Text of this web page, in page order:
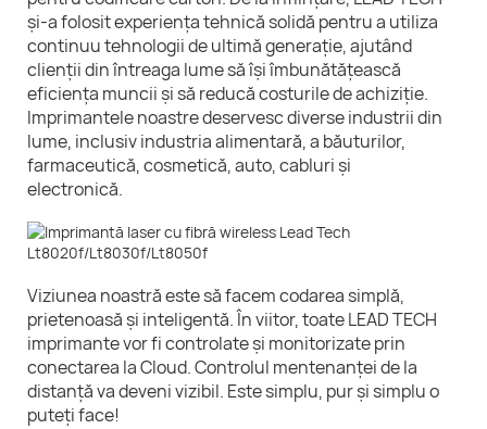
și-a folosit experiența tehnică solidă pentru a utiliza
continuu tehnologii de ultimă generație, ajutând
clienții din întreaga lume să își îmbunătățească
eficiența muncii și să reducă costurile de achiziție.
Imprimantele noastre deservesc diverse industrii din
lume, inclusiv industria alimentară, a băuturilor,
farmaceutică, cosmetică, auto, cabluri și
electronică.
Viziunea noastră este să facem codarea simplă,
prietenoasă și inteligentă. În viitor, toate LEAD TECH
imprimante vor fi controlate și monitorizate prin
conectarea la Cloud. Controlul mentenanței de la
distanță va deveni vizibil. Este simplu, pur și simplu o
puteți face!